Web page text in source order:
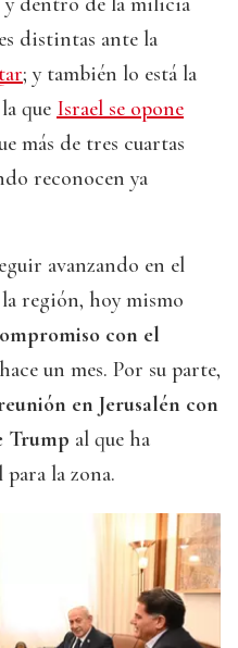
distintas ante la
; y también lo está la
que Israel se opone
más de tres cuartas
reconocen ya
avanzando en el
región, hoy mismo
con el
un mes. Por su parte,
en Jerusalén con
Trump al que ha
la zona.